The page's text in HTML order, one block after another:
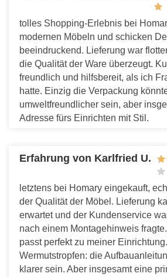
tolles Shopping-Erlebnis bei
modernen Möbeln und schicken
beeindruckend. Lieferung war
die Qualität der Ware überzeugt.
freundlich und hilfsbereit, als ich
hatte. Einzig die Verpackung
umweltfreundlicher sein, aber
Adresse fürs Einrichten mit Stil.
Erfahrung von Karlfried U.
letztens bei Homary eingekauft,
der Qualität der Möbel. Lieferung
erwartet und der Kundenservice
nach einem Montagehinweis
passt perfekt zu meiner
Wermutstropfen: die
klarer sein. Aber insgesamt eine